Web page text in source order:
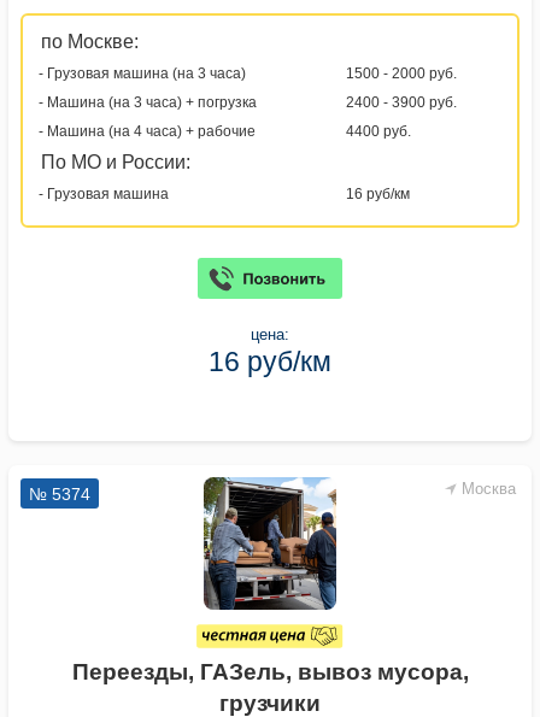
по Москве:
- Грузовая машина (на 3 часа)
1500 - 2000 руб.
- Машина (на 3 часа) + погрузка
2400 - 3900 руб.
- Машина (на 4 часа) + рабочие
4400 руб.
По МО и России:
- Грузовая машина 16 руб/км
цена:
16 руб/км
Москва
№ 5374
Переезды, ГАЗель, вывоз мусора,
грузчики